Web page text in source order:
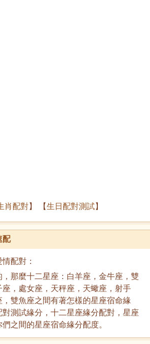
肖配對】 【生日配對測試】
配
配對：
那麼十二星座：白羊座，金牛座，雙
，處女座，天秤座，天蠍座，射手
雙魚座之間有著怎樣的星座宿命緣
測試緣分，十二星座緣分配對，星座
之間的星座宿命緣分配度。